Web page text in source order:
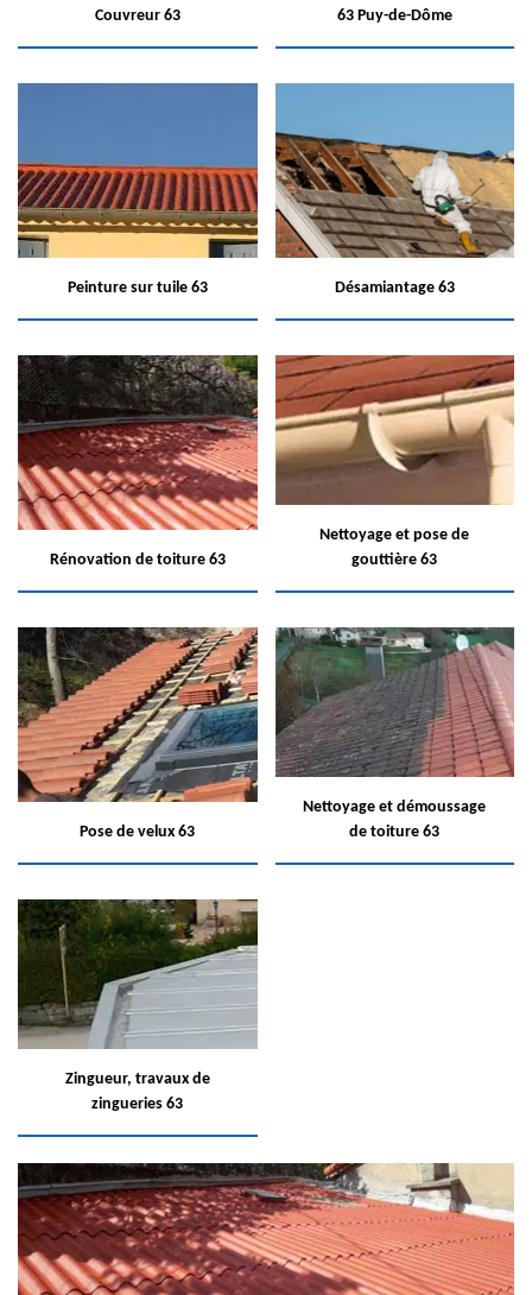
Couvreur 63
63 Puy-de-Dôme
Peinture sur tuile 63 Désamiantage 63
Rénovation de toiture 63
Nettoyage et pose de
gouttière 63
Pose de velux 63
Nettoyage et démoussage
de toiture 63
Zingueur, travaux de
zingueries 63